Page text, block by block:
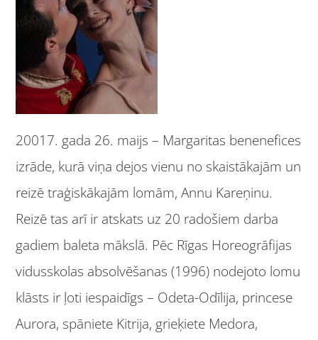
20017. gada 26. maijs – Margaritas benenefices
izrāde, kurā viņa dejos vienu no skaistākajām un
reizē traģiskākajām lomām, Annu Kareņinu.
Reizē tas arī ir atskats uz 20 radošiem darba
gadiem baleta mākslā. Pēc Rīgas Horeogrāfijas
vidusskolas absolvēšanas (1996) nodejoto lomu
klāsts ir ļoti iespaidīgs – Odeta-Odīlija, princese
Aurora, spāniete Kitrija, grieķiete Medora,